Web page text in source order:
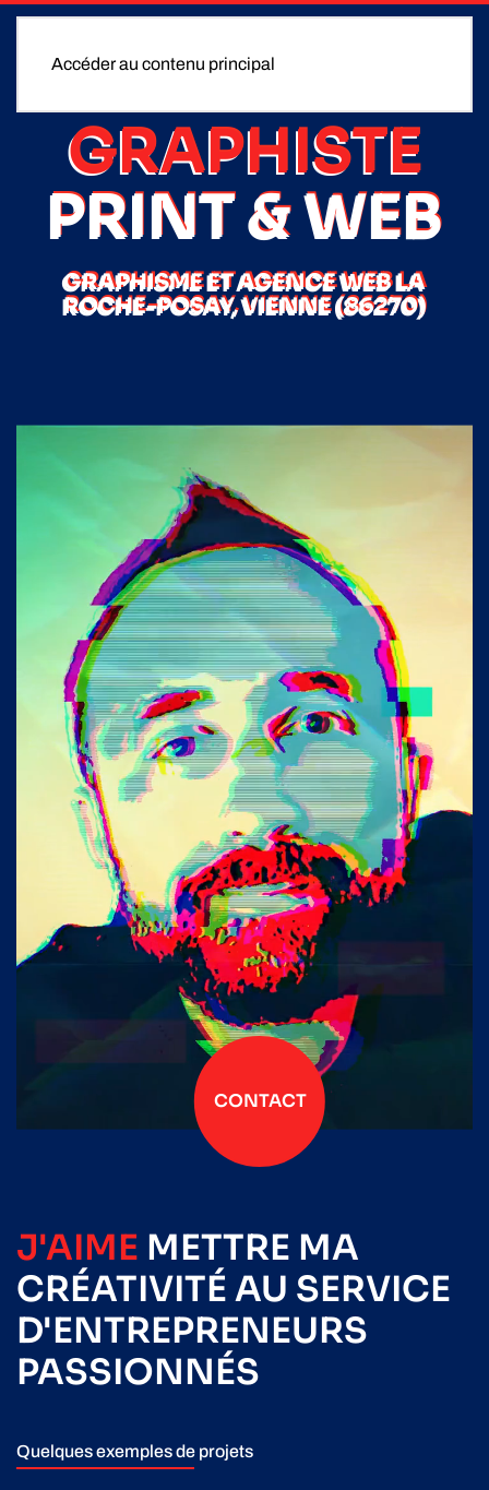
Accéder au contenu principal
GRAPHISTE
PRINT & WEB
GRAPHISME ET AGENCE WEB LA
ROCHE-POSAY, VIENNE (86270)
CONTACT
J'AIME METTRE MA
CRÉATIVITÉ AU SERVICE
D'ENTREPRENEURS
PASSIONNÉS
Quelques exemples de projets